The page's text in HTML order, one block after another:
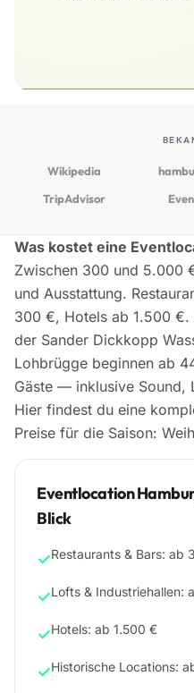
Wikipedia
TripAdvisor
Was kostet eine
Zwischen 300 und 5.000
und Ausstattung.
300 €, Hotels ab 1.500
der Sander Dickkopp
Lohbrügge beginnen ab
Gäste — inklusive Sound,
Hier findest du eine
Preise für die Saison:
Eventlocation
Blick
✓Restaurants & Bars: ab
✓Lofts & Industriehallen:
✓Hotels: ab 1.500 €
✓Historische Locations: